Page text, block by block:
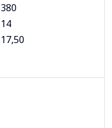
380
14
17,50